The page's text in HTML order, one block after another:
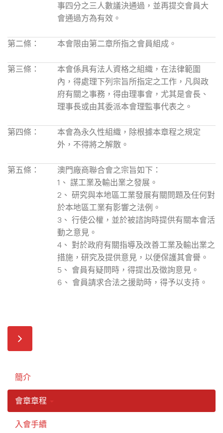
事四分之三人數議決通過，並再提交會員大
會通過方為有效。
第二條： 本會限由第二章所指之會員組成。
第三條：
本會係具有法人資格之組織，在法律範圍
內，得處理下列宗旨所指定之工作，凡與政
府有關之事務，得由理事會，尤其是會長、
理事長或由其委派本會理監事代表之。
第四條：
本會為永久性組織，除根據本章程之規定
外，不得將之解散。
第五條：
澳門廠商聯合會之宗旨如下：
1、 謀工業及輸出業之發展。
2、 研究與本地區工業發展有關問題及任何對
於本地區工業有影響之法例。
3、 行使公權，並於被諮詢時提供有關本會活
動之意見。
4、 對於政府有關指導及改善工業及輸出業之
措施，研究及提供意見，以便保護其會譽。
5、 會員有疑問時，得提出及徵詢意見。
6、 會員請求合法之援助時，得予以支持。
簡介
會章章程
入會手續